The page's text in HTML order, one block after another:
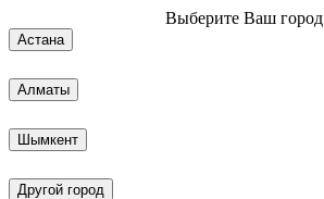
Выберите Ваш город
Астана
Алматы
Шымкент
Другой город